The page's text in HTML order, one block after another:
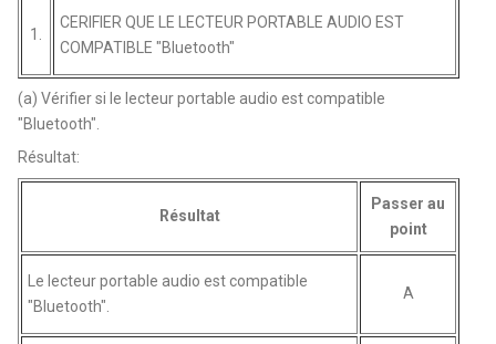
1.
CERIFIER QUE LE LECTEUR PORTABLE AUDIO EST
COMPATIBLE "Bluetooth"
(a) Vérifier si le lecteur portable audio est compatible
"Bluetooth".
Résultat:
Résultat
Passer au
point
Le lecteur portable audio est compatible
"Bluetooth".
A